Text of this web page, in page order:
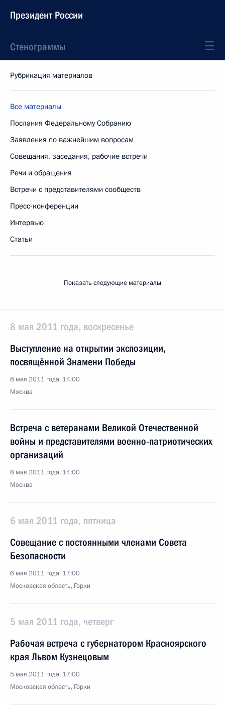
Президент России
Стенограммы
Рубрикация материалов
Все материалы
Послания Федеральному Собранию
Заявления по важнейшим вопросам
Совещания, заседания, рабочие встречи
Речи и обращения
Встречи с представителями сообществ
Пресс-конференции
Интервью
Статьи
Показать следующие материалы
8 мая 2011 года, воскресенье
Выступление на открытии экспозиции,
посвящённой Знамени Победы
8 мая 2011 года, 14:00
Москва
Встреча с ветеранами Великой Отечественной
войны и представителями военно-патриотических
организаций
8 мая 2011 года, 14:00
Москва
6 мая 2011 года, пятница
Совещание с постоянными членами Совета
Безопасности
6 мая 2011 года, 17:00
Московская область, Горки
5 мая 2011 года, четверг
Рабочая встреча с губернатором Красноярского
края Львом Кузнецовым
5 мая 2011 года, 17:00
Московская область, Горки